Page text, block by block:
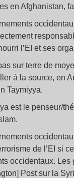
en Afghanistan,
l’EI et ses
sur terre de
à la source, en
Taymiyya.
est le penseur/
de l’EI si
occidentaux.
Post sur la